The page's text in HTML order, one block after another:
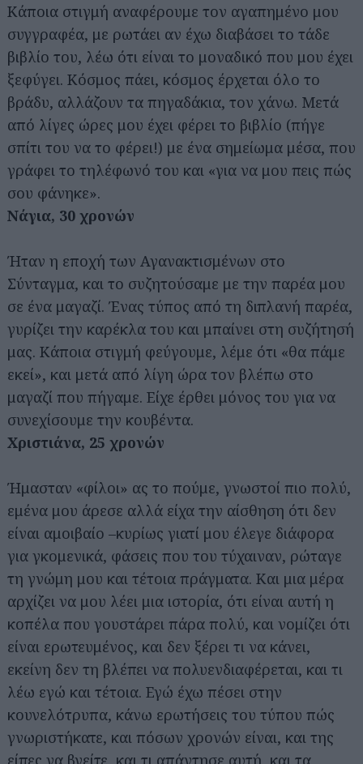
Κάποια στιγμή αναφέρουμε τον αγαπημένο μου
συγγραφέα, με ρωτάει αν έχω διαβάσει το τάδε
βιβλίο του, λέω ότι είναι το μοναδικό που μου έχει
ξεφύγει. Κόσμος πάει, κόσμος έρχεται όλο το
βράδυ, αλλάζουν τα πηγαδάκια, τον χάνω. Μετά
από λίγες ώρες μου έχει φέρει το βιβλίο (πήγε
σπίτι του να το φέρει!) με ένα σημείωμα μέσα, που
γράφει το τηλέφωνό του και «για να μου πεις πώς
σου φάνηκε».
Νάγια, 30 χρονών
Ήταν η εποχή των Αγανακτισμένων στο
Σύνταγμα, και το συζητούσαμε με την παρέα μου
σε ένα μαγαζί. Ένας τύπος από τη διπλανή παρέα,
γυρίζει την καρέκλα του και μπαίνει στη συζήτησή
μας. Κάποια στιγμή φεύγουμε, λέμε ότι «θα πάμε
εκεί», και μετά από λίγη ώρα τον βλέπω στο
μαγαζί που πήγαμε. Είχε έρθει μόνος του για να
συνεχίσουμε την κουβέντα.
Χριστιάνα, 25 χρονών
Ήμασταν «φίλοι» ας το πούμε, γνωστοί πιο πολύ,
εμένα μου άρεσε αλλά είχα την αίσθηση ότι δεν
είναι αμοιβαίο –κυρίως γιατί μου έλεγε διάφορα
για γκομενικά, φάσεις που του τύχαιναν, ρώταγε
τη γνώμη μου και τέτοια πράγματα. Και μια μέρα
αρχίζει να μου λέει μια ιστορία, ότι είναι αυτή η
κοπέλα που γουστάρει πάρα πολύ, και νομίζει ότι
είναι ερωτευμένος, και δεν ξέρει τι να κάνει,
εκείνη δεν τη βλέπει να πολυενδιαφέρεται, και τι
λέω εγώ και τέτοια. Εγώ έχω πέσει στην
κουνελότρυπα, κάνω ερωτήσεις του τύπου πώς
γνωριστήκατε, και πόσων χρονών είναι, και της
είπες να βγείτε, και τι απάντησε αυτή, και τα